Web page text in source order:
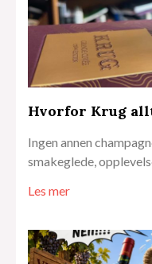
Hvorfor Krug
Ingen annen
smakeglede,
Les mer